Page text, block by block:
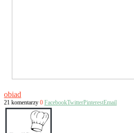
obiad
21 komentarzy 0 FacebookTwitterPinterestEmail